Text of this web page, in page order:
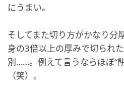
にうまい。
そしてまた切り方がかなり分
身の3倍以上の厚みで切られ
別……。例えて言うならほぼ“
（笑）。